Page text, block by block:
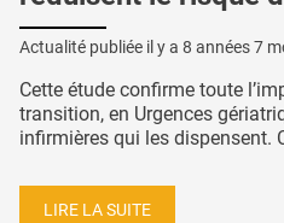
Actualité publiée il y a 8 années 7
Cette étude confirme toute
transition, en Urgences
infirmières qui les dispensent.
LIRE LA SUITE